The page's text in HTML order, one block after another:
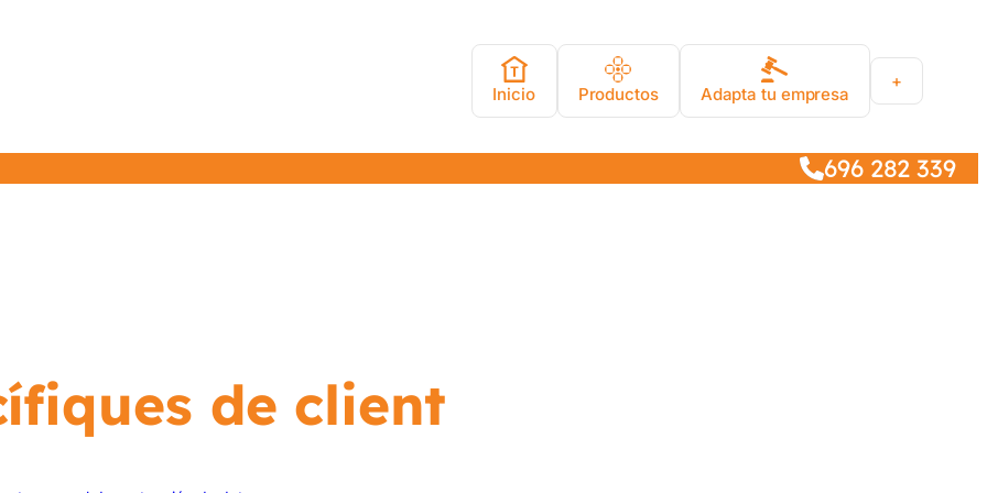
Inicio Productos Adapta tu empresa
+
696 282 339
de client